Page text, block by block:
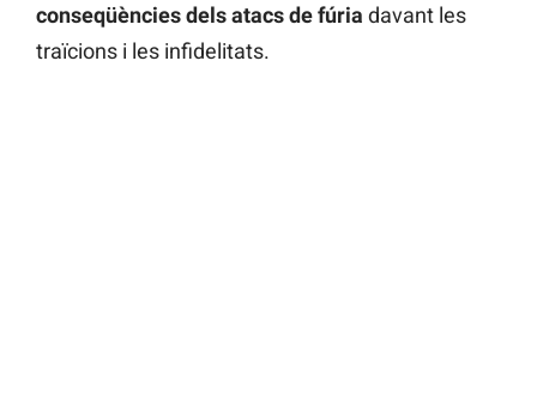
conseqüències dels atacs de fúria davant les
traïcions i les infidelitats.